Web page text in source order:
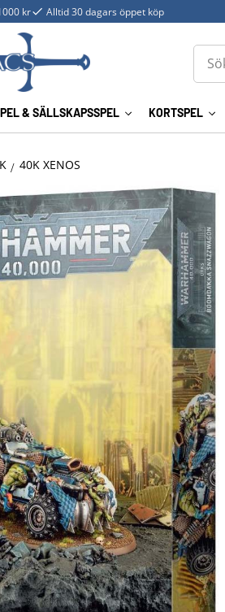
kr Alltid 30 dagars öppet köp
& SÄLLSKAPSSPEL KORTSPEL
40K XENOS